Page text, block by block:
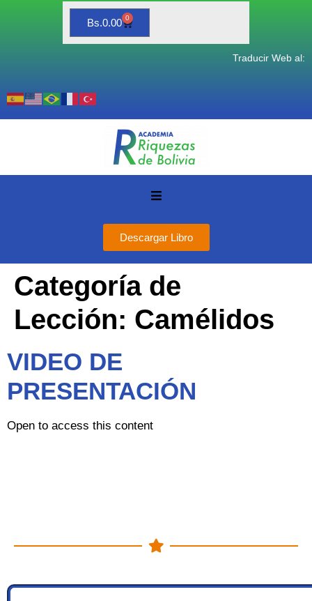
Bs.0.00 0
Traducir Web al:
Descargar Libro
Categoría de
Lección: Camélidos
VIDEO DE
PRESENTACIÓN
Open to access this content